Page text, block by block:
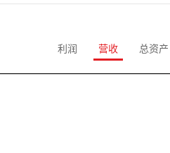
利润 营收 总资产